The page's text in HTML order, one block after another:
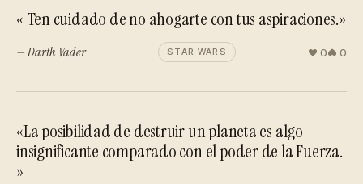
« Ten cuidado de no ahogarte con tus aspiraciones.»
— Darth Vader STAR WARS 0 0
«La posibilidad de destruir un planeta es algo
insignificante comparado con el poder de la Fuerza.
»